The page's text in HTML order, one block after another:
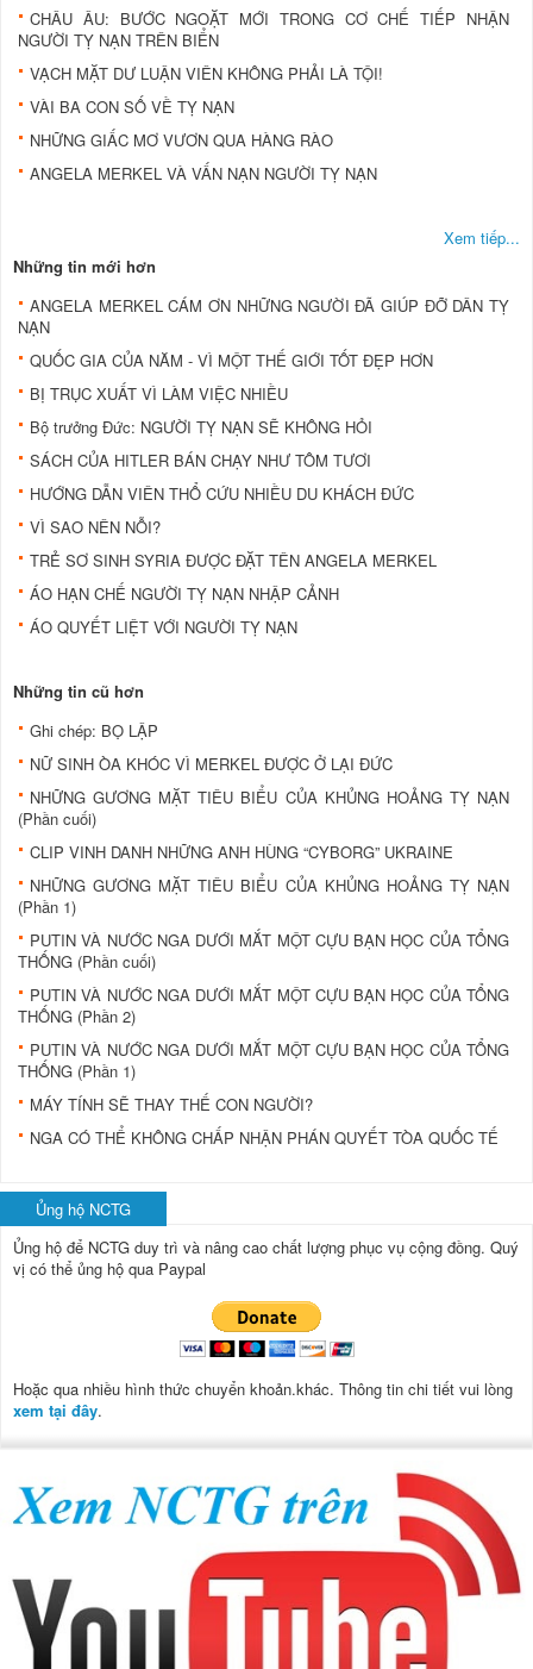
CHÂU ÂU: BƯỚC NGOẶT MỚI TRONG CƠ CHẾ TIẾP NHẬN
NGƯỜI TỴ NẠN TRÊN BIỂN
VẠCH MẶT DƯ LUẬN VIÊN KHÔNG PHẢI LÀ TỘI!
VÀI BA CON SỐ VỀ TỴ NẠN
NHỮNG GIẤC MƠ VƯƠN QUA HÀNG RÀO
ANGELA MERKEL VÀ VẤN NẠN NGƯỜI TỴ NẠN
Xem tiếp...
Những tin mới hơn
ANGELA MERKEL CÁM ƠN NHỮNG NGƯỜI ĐÃ GIÚP ĐỠ DÂN TỴ
NẠN
QUỐC GIA CỦA NĂM - VÌ MỘT THẾ GIỚI TỐT ĐẸP HƠN
BỊ TRỤC XUẤT VÌ LÀM VIỆC NHIỀU
Bộ trưởng Đức: NGƯỜI TỴ NẠN SẼ KHÔNG HỎI
SÁCH CỦA HITLER BÁN CHẠY NHƯ TÔM TƯƠI
HƯỚNG DẪN VIÊN THỔ CỨU NHIỀU DU KHÁCH ĐỨC
VÌ SAO NÊN NỖI?
TRẺ SƠ SINH SYRIA ĐƯỢC ĐẶT TÊN ANGELA MERKEL
ÁO HẠN CHẾ NGƯỜI TỴ NẠN NHẬP CẢNH
ÁO QUYẾT LIỆT VỚI NGƯỜI TỴ NẠN
Những tin cũ hơn
Ghi chép: BỌ LẬP
NỮ SINH ÒA KHÓC VÌ MERKEL ĐƯỢC Ở LẠI ĐỨC
NHỮNG GƯƠNG MẶT TIÊU BIỂU CỦA KHỦNG HOẢNG TỴ NẠN
(Phần cuối)
CLIP VINH DANH NHỮNG ANH HÙNG “CYBORG” UKRAINE
NHỮNG GƯƠNG MẶT TIÊU BIỂU CỦA KHỦNG HOẢNG TỴ NẠN
(Phần 1)
PUTIN VÀ NƯỚC NGA DƯỚI MẮT MỘT CỰU BẠN HỌC CỦA TỔNG
THỐNG (Phần cuối)
PUTIN VÀ NƯỚC NGA DƯỚI MẮT MỘT CỰU BẠN HỌC CỦA TỔNG
THỐNG (Phần 2)
PUTIN VÀ NƯỚC NGA DƯỚI MẮT MỘT CỰU BẠN HỌC CỦA TỔNG
THỐNG (Phần 1)
MÁY TÍNH SẼ THAY THẾ CON NGƯỜI?
NGA CÓ THỂ KHÔNG CHẤP NHẬN PHÁN QUYẾT TÒA QUỐC TẾ
Ủng hộ NCTG
Ủng hộ để NCTG duy trì và nâng cao chất lượng phục vụ cộng đồng. Quý
vị có thể ủng hộ qua Paypal
Hoặc qua nhiều hình thức chuyển khoản.khác. Thông tin chi tiết vui lòng
xem tại đây.